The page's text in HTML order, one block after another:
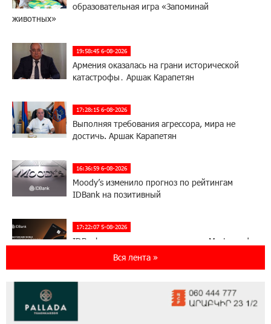
образовательная игра «Запоминай
животных»
19:58:45 6-08-2026
Армения оказалась на грани исторической
катастрофы․ Аршак Карапетян
17:28:15 6-08-2026
Выполняя требования агрессора, мира не
достичь. Аршак Карапетян
16:36:59 6-08-2026
Moody’s изменило прогноз по рейтингам
IDBank на позитивный
17:22:07 5-08-2026
IDBank представляет новую карту Mastercard
World с преимуществами для путешествий и
Вся лента »